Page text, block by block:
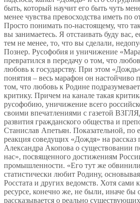
быть, который научит его быть чуть
менее чувства превосходства иметь по
Просто понимать по-настоящему, что
вы занимаетесь. Я отстаивать буду вас,
тем не менее, то, что вы сделали,
Познер. Русофобия и уничижение
превратился в передачу о том, что
любовь к государству. При этом
понятия – весь марафон он настойчиво
том, что любовь к Родине
критику. Причем на канале такая
русофобию, уничижение всего
своими впечатлениями с газетой
развития гражданского общества и
Станислав Апетьян. Показательной, по
реакция соведущих «Дождя» на
Александра Акопова о существовании
нас», посвященного достижениям
промышленности. «Его тут же
статистически любит Родину,
Росстата и других ведомств. Хотя сами
ресурсе, конечно же, не были, иначе бы
рассказывается о реально